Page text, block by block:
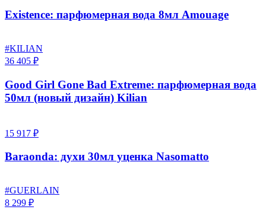
Existence: парфюмерная вода 8мл Amouage
#KILIAN
36 405 ₽
Good Girl Gone Bad Extreme: парфюмерная вода
50мл (новый дизайн) Kilian
15 917 ₽
Baraonda: духи 30мл уценка Nasomatto
#GUERLAIN
8 299 ₽